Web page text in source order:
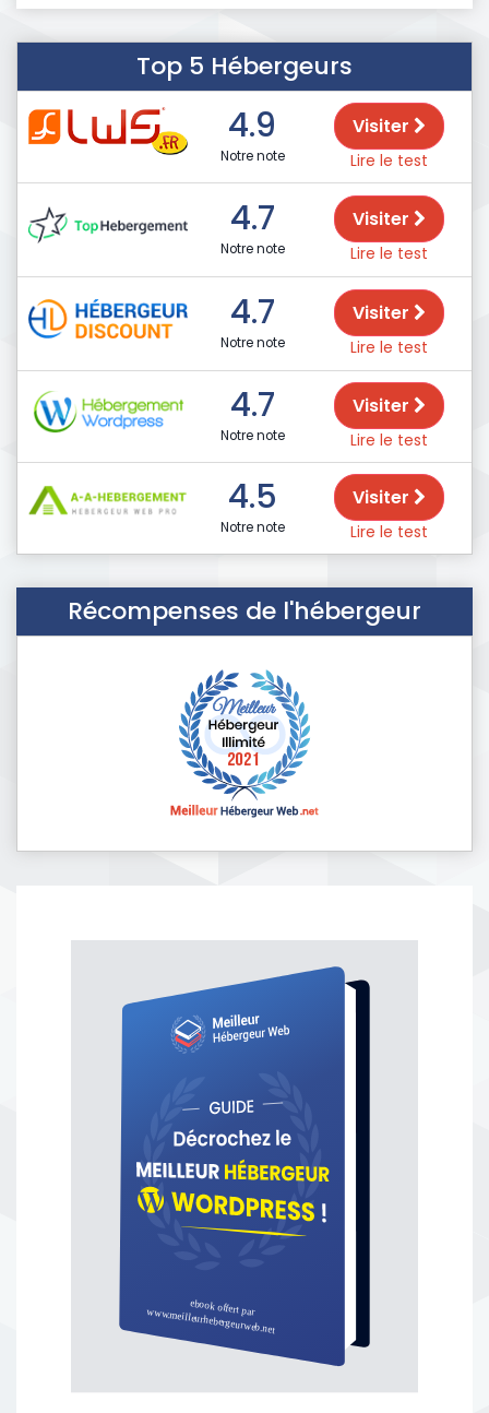
Top 5 Hébergeurs
4.9
Notre note
Visiter
Lire le test
4.7
Notre note
Visiter
Lire le test
4.7
Notre note
Visiter
Lire le test
4.7
Notre note
Visiter
Lire le test
4.5
Notre note
Visiter
Lire le test
Récompenses de l'hébergeur